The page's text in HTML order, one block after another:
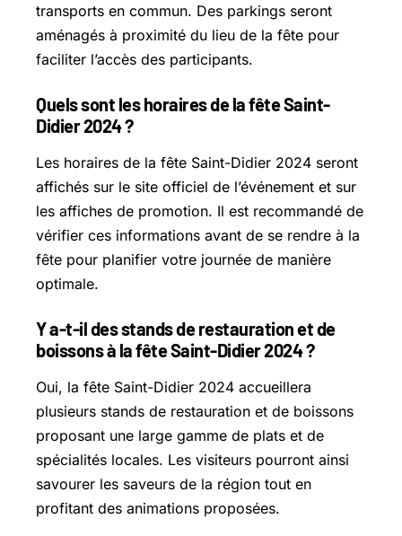
transports en commun. Des parkings seront
aménagés à proximité du lieu de la fête pour
faciliter l’accès des participants.
Quels sont les horaires de la fête Saint-
Didier 2024 ?
Les horaires de la fête Saint-Didier 2024 seront
affichés sur le site officiel de l’événement et sur
les affiches de promotion. Il est recommandé de
vérifier ces informations avant de se rendre à la
fête pour planifier votre journée de manière
optimale.
Y a-t-il des stands de restauration et de
boissons à la fête Saint-Didier 2024 ?
Oui, la fête Saint-Didier 2024 accueillera
plusieurs stands de restauration et de boissons
proposant une large gamme de plats et de
spécialités locales. Les visiteurs pourront ainsi
savourer les saveurs de la région tout en
profitant des animations proposées.